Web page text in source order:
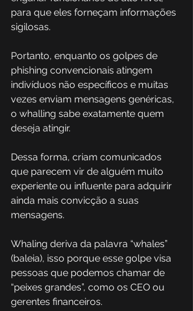
para que eles forneçam informações
sigilosas.
Portanto, enquanto os golpes de
phishing convencionais atingem
indivíduos não específicos e muitas
vezes enviam mensagens genéricas,
o whalling sabe exatamente quem
deseja atingir.
Dessa forma, criam comunicados
que parecem vir de alguém muito
experiente ou influente para adquirir
ainda mais convicção a suas
mensagens.
Whaling deriva da palavra “whales”
(baleia), isso porque esse golpe visa
pessoas que podemos chamar de
“peixes grandes”, como os CEO ou
gerentes financeiros.